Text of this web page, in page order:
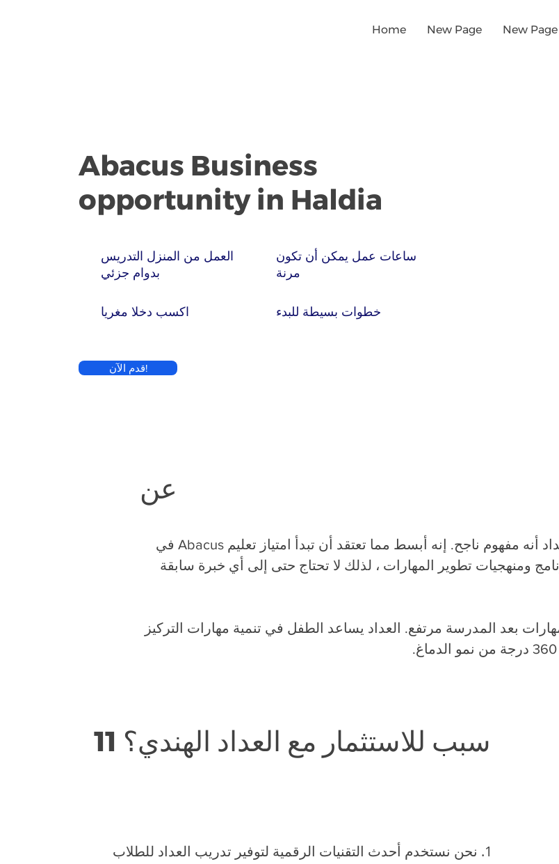
Abacus Business
opportunity in Haldia
العمل من المنزل التدريس
بدوام جزئي
ساعات عمل يمكن أن تكون
مرنة
اكسب دخلا مغريا خطوات بسيطة للبدء
قدم الآن!
Home New Page New Page
عن
في صناعة التعليم ، أثبت برنامج العداد أنه مفهوم ناجح. إنه أبسط مما تعتقد أن تبدأ امتياز تعليم Abacus في
ومنهجيات تطوير المهارات ، لذلك لا تحتاج حتى إلى أي خبرة سابقة
بعد المدرسة مرتفع. العداد يساعد الطفل في تنمية مهارات التركيز
11 سبب للاستثمار مع العداد الهندي؟
نحن نستخدم أحدث التقنيات الرقمية لتوفير تدريب العداد للطلاب